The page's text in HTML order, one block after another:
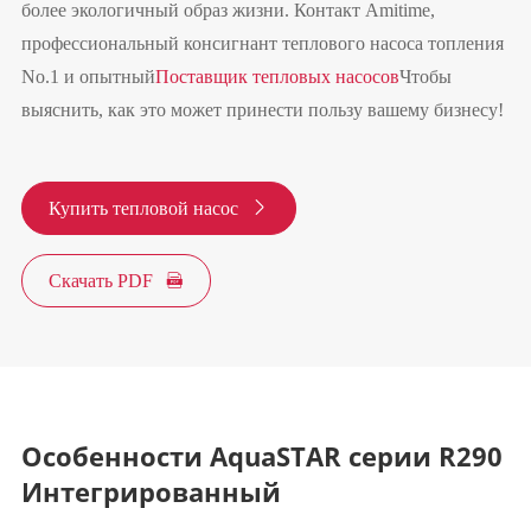
более экологичный образ жизни. Контакт Amitime,
профессиональный консигнант теплового насоса топления
No.1 и опытныйПоставщик тепловых насосовЧтобы
выяснить, как это может принести пользу вашему бизнесу!
Купить тепловой насос 
Скачать PDF 
Особенности AquaSTAR серии R290
Интегрированный